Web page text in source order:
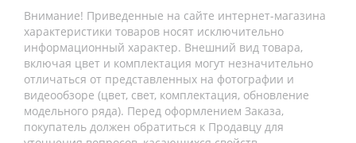
Внимание! Приведенные на сайте интернет-магазина
характеристики товаров носят исключительно
информационный характер. Внешний вид товара,
включая цвет и комплектация могут незначительно
отличаться от представленных на фотографии и
видеообзоре (цвет, свет, комплектация, обновление
модельного ряда). Перед оформлением Заказа,
покупатель должен обратиться к Продавцу для